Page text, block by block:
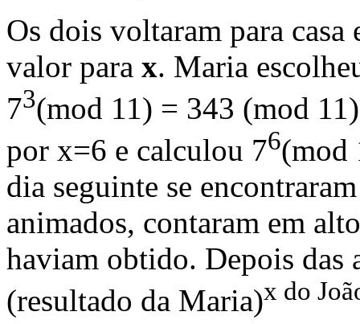
Os dois voltaram para casa
valor para x. Maria
73(mod 11) = 343 (mod
por x=6 e calculou 76(mod
dia seguinte se
animados, contaram em
haviam obtido. Depois das
(resultado da Maria)x do